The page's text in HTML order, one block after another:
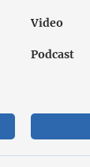
Video
Podcast